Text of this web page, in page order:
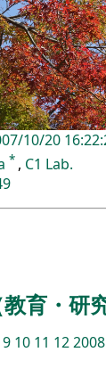
10/20
* , C1 Lab.
育・研
9 10 11 122008